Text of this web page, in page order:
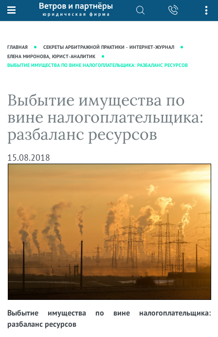
О нас
Рекомендации
фирмы
Кейсы
Вакансии
Юридические услуги
Интеллектуальная собственность
Сопровождение бизнеса
Ведение уголовных дел
Защита активов
База знаний
Журнал "Секреты арбитражной
практики"
Статьи
Аудиоподкасты
Видеоподкасты
Справочная
Вебинары и семинары
ГЛАВНАЯ
СЕКРЕТЫ АРБИТРАЖНОЙ ПРАКТИКИ - ИНТЕРНЕТ-ЖУРНАЛ
ЕЛЕНА МИРОНОВА, ЮРИСТ-АНАЛИТИК
ВЫБЫТИЕ ИМУЩЕСТВА ПО ВИНЕ НАЛОГОПЛАТЕЛЬЩИКА: РАЗБАЛАНС РЕСУРСОВ
Выбытие имущества по
вине налогоплательщика:
разбаланс ресурсов
15.08.2018
Выбытие имущества по вине налогоплательщика:
разбаланс ресурсов